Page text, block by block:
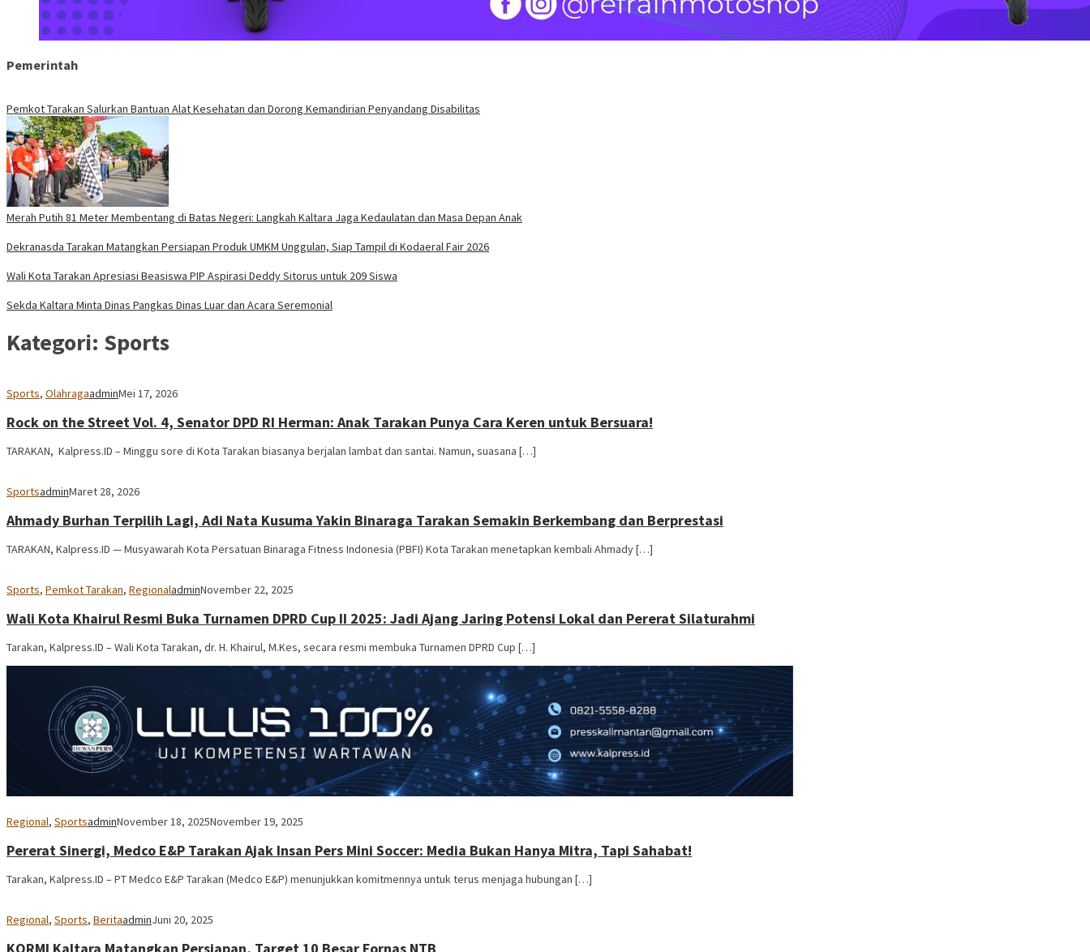
Pemerintah
Pemkot Tarakan Salurkan Bantuan Alat Kesehatan dan Dorong Kemandirian Penyandang Disabilitas
Merah Putih 81 Meter Membentang di Batas Negeri: Langkah Kaltara Jaga Kedaulatan dan Masa Depan Anak
Dekranasda Tarakan Matangkan Persiapan Produk UMKM Unggulan, Siap Tampil di Kodaeral Fair 2026
Wali Kota Tarakan Apresiasi Beasiswa PIP Aspirasi Deddy Sitorus untuk 209 Siswa
Sekda Kaltara Minta Dinas Pangkas Dinas Luar dan Acara Seremonial
Kategori: Sports
Sports, OlahragaadminMei 17, 2026
Rock on the Street Vol. 4, Senator DPD RI Herman: Anak Tarakan Punya Cara Keren untuk Bersuara!
TARAKAN, Kalpress.ID – Minggu sore di Kota Tarakan biasanya berjalan lambat dan santai. Namun, suasana […]
SportsadminMaret 28, 2026
Ahmady Burhan Terpilih Lagi, Adi Nata Kusuma Yakin Binaraga Tarakan Semakin Berkembang dan Berprestasi
​TARAKAN, Kalpress.ID — Musyawarah Kota Persatuan Binaraga Fitness Indonesia (PBFI) Kota Tarakan menetapkan kembali Ahmady […]
Sports, Pemkot Tarakan, RegionaladminNovember 22, 2025
Wali Kota Khairul Resmi Buka Turnamen DPRD Cup II 2025: Jadi Ajang Jaring Potensi Lokal dan Pererat Silaturahmi
Tarakan, Kalpress.ID – Wali Kota Tarakan, dr. H. Khairul, M.Kes, secara resmi membuka Turnamen DPRD Cup […]
Regional, SportsadminNovember 18, 2025November 19, 2025
Pererat Sinergi, Medco E&P Tarakan Ajak Insan Pers Mini Soccer: Media Bukan Hanya Mitra, Tapi Sahabat!
Tarakan, Kalpress.ID – PT Medco E&P Tarakan (Medco E&P) menunjukkan komitmennya untuk terus menjaga hubungan […]
Regional, Sports, BeritaadminJuni 20, 2025